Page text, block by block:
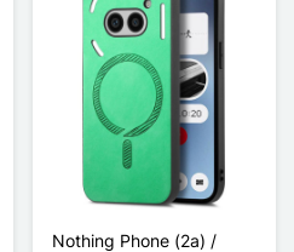
Nothing Phone (2a) /